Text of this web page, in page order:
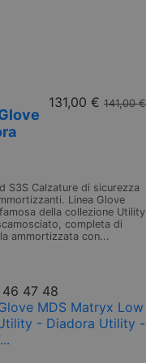
131,00 € 141,00 €
S3S Calzature di sicurezza
Linea Glove
della collezione Utility
completa di
ammortizzata con...
46 47 48